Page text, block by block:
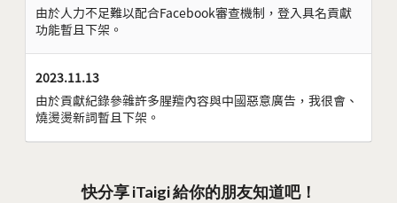
由於人力不足難以配合Facebook審查機制，登入具名貢獻
功能暫且下架。
2023.11.13
由於貢獻紀錄參雜許多腥羶內容與中國惡意廣告，我很會、
燒燙燙新詞暫且下架。
快分享 iTaigi 給你的朋友知道吧！